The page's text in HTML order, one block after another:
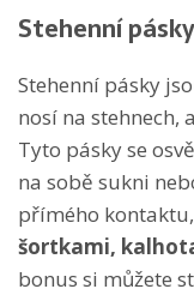
Stehenní pásky
Stehenní pásky
nosí na stehnech,
Tyto pásky se
na sobě sukni
přímého
šortkami,
bonus si můžete